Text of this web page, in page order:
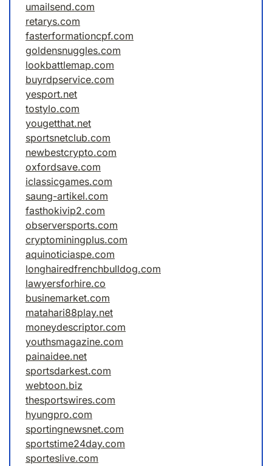
umailsend.com
retarys.com
fasterformationcpf.com
goldensnuggles.com
lookbattlemap.com
buyrdpservice.com
yesport.net
tostylo.com
yougetthat.net
sportsnetclub.com
newbestcrypto.com
oxfordsave.com
iclassicgames.com
saung-artikel.com
fasthokivip2.com
observersports.com
cryptominingplus.com
aquinoticiaspe.com
longhairedfrenchbulldog.com
lawyersforhire.co
businemarket.com
matahari88play.net
moneydescriptor.com
youthsmagazine.com
painaidee.net
sportsdarkest.com
webtoon.biz
thesportswires.com
hyungpro.com
sportingnewsnet.com
sportstime24day.com
sporteslive.com